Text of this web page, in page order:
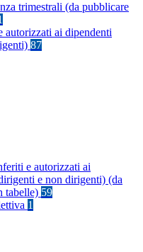
trimestrali (da pubblicare
autorizzati ai dipendenti
87
e autorizzati ai
e non dirigenti) (da
tabelle) 59
1